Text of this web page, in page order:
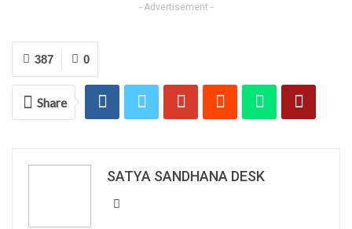
- Advertisement -
0
387
Share
SATYA SANDHANA DESK